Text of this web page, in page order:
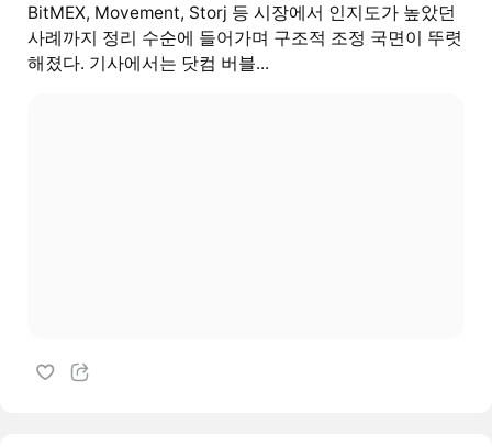
BitMEX, Movement, Storj 등 시장에서 인지도가 높았던
사례까지 정리 수순에 들어가며 구조적 조정 국면이 뚜렷
해졌다. 기사에서는 닷컴 버블...